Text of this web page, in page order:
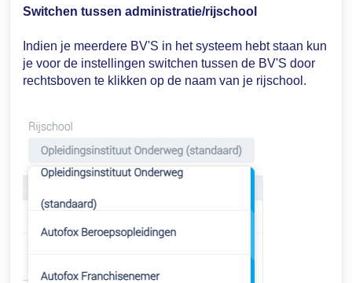
Switchen tussen administratie/rijschool
Indien je meerdere BV'S in het systeem hebt staan kun
je voor de instellingen switchen tussen de BV'S door
rechtsboven te klikken op de naam van je rijschool.